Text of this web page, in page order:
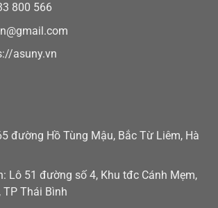
800 566
asuny.vn
đường Hồ Tùng Mậu, Bắc Từ Liêm, Hà
Lô 51 đường số 4, Khu tđc Cánh Mẹm,
TP Thái Bình